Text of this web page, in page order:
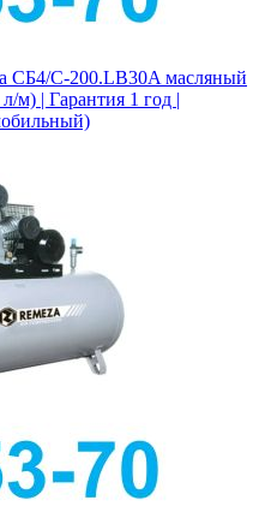
СБ4/С-200.LB30A масляный
м) | Гарантия 1 год |